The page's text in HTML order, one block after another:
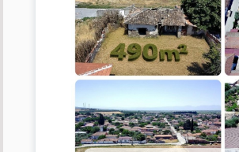
شهر
منطقه
/
منطقه